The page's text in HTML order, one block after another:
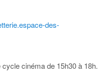
des-
cinéma de 15h30 à 18h.